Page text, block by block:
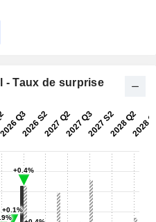
- Taux de surprise